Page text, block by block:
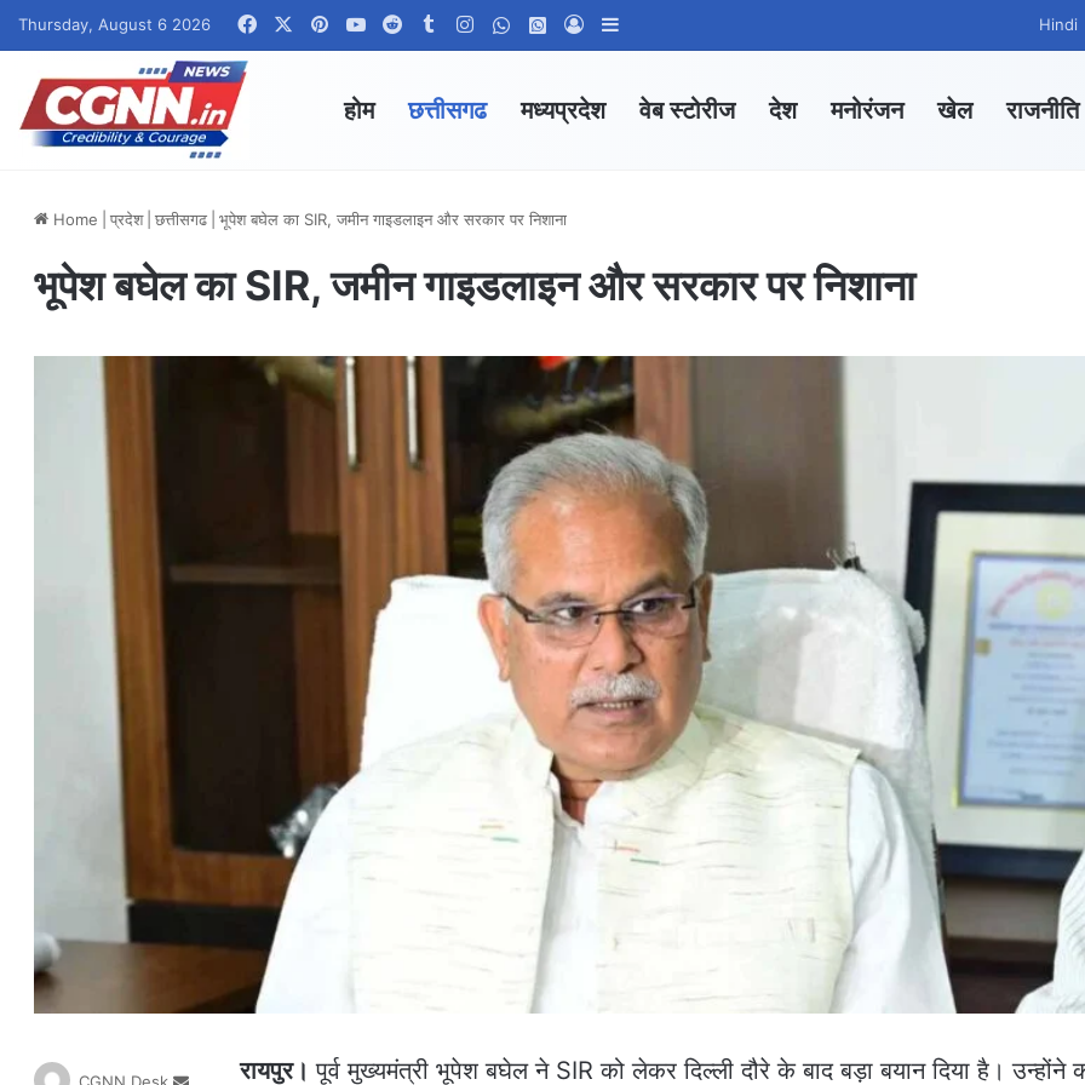
Thursday, August 6 2026 FacebookPinterestYouTubeRedditTumblrInstagramWhatsApp Channel
WhatsApp Group
Log In Hindi
होम छत्तीसगढ मध्यप्रदेश वेब स्टोरीज देश मनोरंजन खेल राजनीति
Home प्रदेश छत्तीसगढ भूपेश बघेल का SIR, जमीन गाइडलाइन और सरकार पर निशाना
भूपेश बघेल का SIR, जमीन गाइडलाइन और सरकार पर निशाना
रायपुर। पूर्व मुख्यमंत्री भूपेश बघेल ने SIR को लेकर दिल्ली दौरे के बाद बड़ा बयान दिया है। उन्होंने